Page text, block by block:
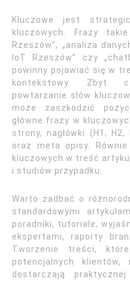
Kluczowe jest
kluczowych. Frazy
Rzeszów”, „analiza
IoT Rzeszów” czy
powinny pojawiać się w
kontekstowy. Zbyt
powtarzanie słów
może zaszkodzić
główne frazy w
strony, nagłówki (H1,
oraz meta opisy.
kluczowych w treść
i studiów przypadku.
Warto zadbać o
standardowymi
poradniki, tutoriale,
ekspertami, raporty
Tworzenie treści,
potencjalnych
dostarczają